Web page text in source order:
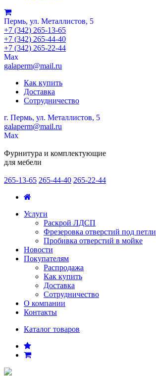
Пермь, ул. Металлистов, 5
+7 (342) 265-13-65
+7 (342) 265-44-40
+7 (342) 265-22-44
Мах
galaperm@mail.ru
Как купить
Доставка
Сотрудничество
г. Пермь, ул. Металлистов, 5
galaperm@mail.ru
Мах
Фурнитура и комплектующие
для мебели
265-13-65 265-44-40 265-22-44
Услуги
Раскрой ЛДСП
Фрезеровка отверстий под петли
Пробивка отверстий в мойке
Новости
Покупателям
Распродажа
Как купить
Доставка
Сотрудничество
О компании
Контакты
Каталог товаров